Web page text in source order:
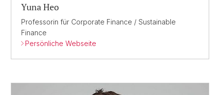
Yuna Heo
Professorin für Corporate Finance / Sustainable
Finance
Persönliche Webseite